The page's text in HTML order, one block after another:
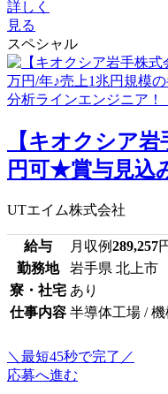
詳しく
見る
スペシャル
【キオクシア
円可★賞与見込
UTエイム株式会社
給与 月収例289,257
勤務地
岩手県 北上市
寮・社宅 あり
仕事内容 半導体工場 /
＼最短45秒で完了／
応募へ進む